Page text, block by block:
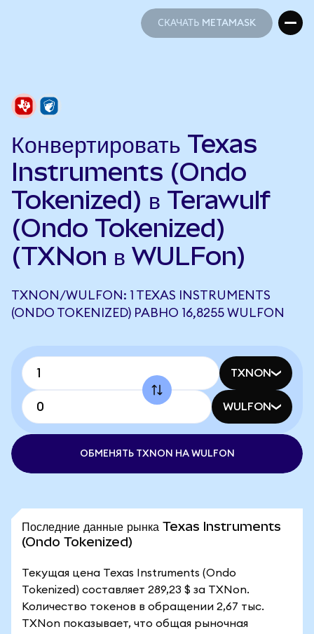
СКАЧАТЬ METAMASK
Конвертировать Texas
Instruments (Ondo
Tokenized) в Terawulf
(Ondo Tokenized)
(TXNon в WULFon)
TXNON/WULFON: 1 TEXAS INSTRUMENTS
(ONDO TOKENIZED) РАВНО 16,8255 WULFON
TXNON
WULFON
ОБМЕНЯТЬ TXNON НА WULFON
Последние данные рынка Texas Instruments
(Ondo Tokenized)
Текущая цена Texas Instruments (Ondo
Tokenized) составляет 289,23 $ за TXNon.
Количество токенов в обращении 2,67 тыс.
TXNon показывает, что общая рыночная